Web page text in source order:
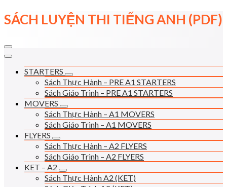
Skip
to
SÁCH LUYỆN THI TIẾNG ANH (PDF)
STARTERS
Sách Thực Hành – PRE A1 STARTERS
Sách Giáo Trình – PRE A1 STARTERS
MOVERS
Sách Thực Hành – A1 MOVERS
Sách Giáo Trình – A1 MOVERS
FLYERS
Sách Thực Hành – A2 FLYERS
Sách Giáo Trình – A2 FLYERS
KET – A2
Sách Thực Hành A2 (KET)